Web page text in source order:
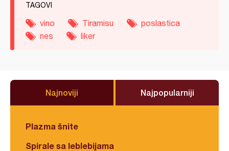
TAGOVI
vino Tiramisu
poslastica
nes
liker
Najnoviji Najpopularniji
Plazma šnite
Spirale sa leblebijama